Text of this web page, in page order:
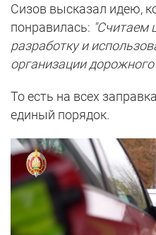
Сизов высказал идею,
понравилась: "Считаем
разработку и
организации
То есть на всех
единый порядок.